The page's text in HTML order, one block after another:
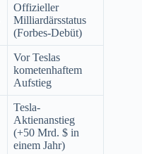
Offizieller
Milliardärsstatus
(Forbes-Debüt)
Vor Teslas
kometenhaftem
Aufstieg
Tesla-
Aktienanstieg
(+50 Mrd. $ in
einem Jahr)